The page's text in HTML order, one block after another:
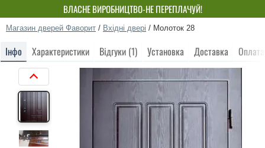
ВЛАСНЕ ВИРОБНИЦТВО-НЕ ПЕРЕПЛАЧУЙ!
Магазин дверей Фаворит / Вхідні двері / Молоток 28
Інфо Характеристики Відгуки (1) Установка Доставка Оплата